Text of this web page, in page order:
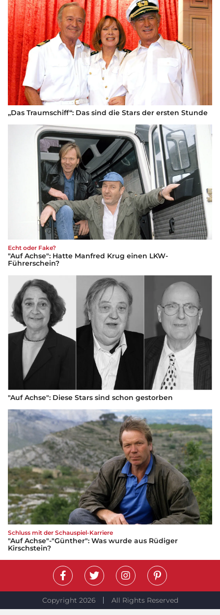
„Das Traumschiff“: Das sind die Stars der ersten Stunde
Echt oder Fake?
"Auf Achse": Hatte Manfred Krug einen LKW-
Führerschein?
"Auf Achse": Diese Stars sind schon gestorben
Schluss mit der Schauspiel-Karriere
"Auf Achse"-"Günther": Was wurde aus Rüdiger
Kirschstein?
Copyright 2026 All Rights Reserved